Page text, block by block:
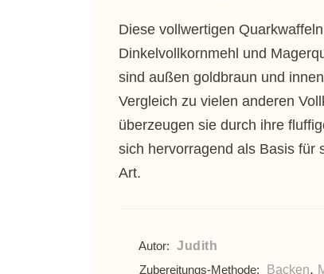
Diese vollwertigen
Dinkelvollkornmehl und
sind außen goldbraun und
Vergleich zu vielen anderen
überzeugen sie durch ihre
sich hervorragend als Basis für
Art.
Autor: Judith
Zubereitungs-Methode: Backen,